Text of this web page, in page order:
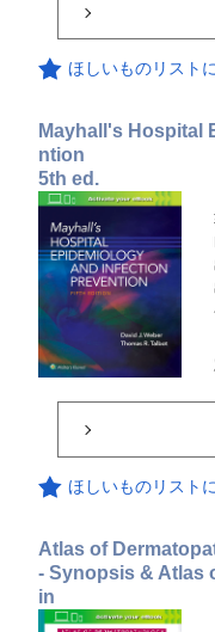
ほしいものリスト
Mayhall's Hospital
ntion
5th ed.
ほしいものリスト
Atlas of
- Synopsis & Atlas
in